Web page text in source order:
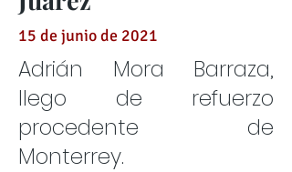
15 de junio de 2021
Adrián Mora Barraza,
llego de refuerzo
procedente de
Monterrey.